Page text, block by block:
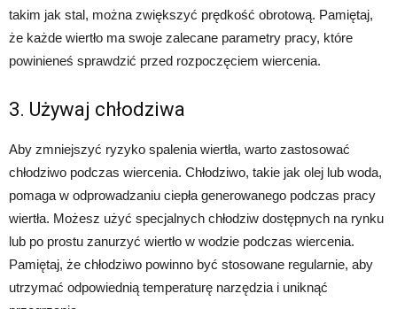
takim jak stal, można zwiększyć prędkość obrotową. Pamiętaj,
że każde wiertło ma swoje zalecane parametry pracy, które
powinieneś sprawdzić przed rozpoczęciem wiercenia.
3. Używaj chłodziwa
Aby zmniejszyć ryzyko spalenia wiertła, warto zastosować
chłodziwo podczas wiercenia. Chłodziwo, takie jak olej lub woda,
pomaga w odprowadzaniu ciepła generowanego podczas pracy
wiertła. Możesz użyć specjalnych chłodziw dostępnych na rynku
lub po prostu zanurzyć wiertło w wodzie podczas wiercenia.
Pamiętaj, że chłodziwo powinno być stosowane regularnie, aby
utrzymać odpowiednią temperaturę narzędzia i uniknąć